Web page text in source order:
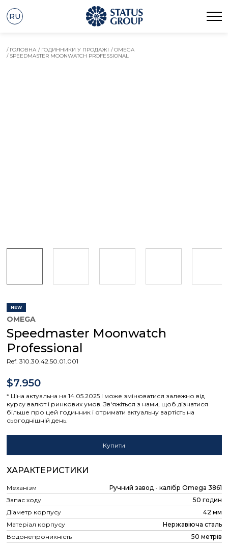
RU
/ ГОЛОВНА / ГОДИННИКИ У ПРОДАЖІ / OMEGA
/ SPEEDMASTER MOONWATCH PROFESSIONAL
NEW
OMEGA
Speedmaster Moonwatch
Professional
Ref. 310.30.42.50.01.001
$7.950
* Ціна актуальна на 14.05.2025 і може змінюватися залежно від
курсу валют і ринкових умов. Зв'яжіться з нами, щоб дізнатися
більше про цей годинник і отримати актуальну вартість на
сьогоднішній день.
Купити
ХАРАКТЕРИСТИКИ
Механізм
Ручний завод - калібр Omega 3861
Запас ходу
50 годин
Діаметр корпусу
42 мм
Матеріал корпусу
Нержавіюча сталь
Водонепроникність
50 метрів